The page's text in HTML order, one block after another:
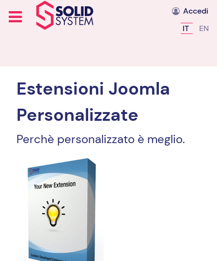
Accedi
IT EN
Estensioni Joomla
Personalizzate
Perchè personalizzato è meglio.